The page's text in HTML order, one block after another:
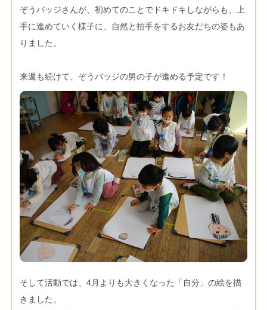
ぞうバッジさんが、初めてのことでドキドキしながらも、上
手に進めていく様子に、自然と拍手をするお友だちの姿もあ
りました。
来週も続けて、ぞうバッジの男の子が進める予定です！
そして活動では、4月よりも大きくなった「自分」の絵を描
きました。